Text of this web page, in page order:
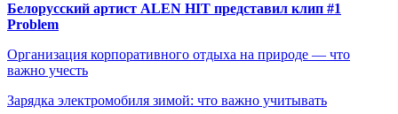
Белорусский артист ALEN HIT представил клип #1
Problem
Организация корпоративного отдыха на природе — что
важно учесть
Зарядка электромобиля зимой: что важно учитывать